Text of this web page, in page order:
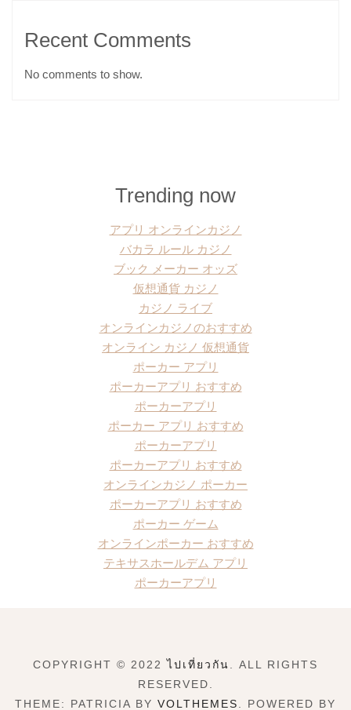
Recent Comments
No comments to show.
Trending now
アプリ オンラインカジノ
バカラ ルール カジノ
ブック メーカー オッズ
仮想通貨 カジノ
カジノ ライブ
オンラインカジノのおすすめ
オンライン カジノ 仮想通貨
ポーカー アプリ
ポーカーアプリ おすすめ
ポーカーアプリ
ポーカー アプリ おすすめ
ポーカーアプリ
ポーカーアプリ おすすめ
オンラインカジノ ポーカー
ポーカーアプリ おすすめ
ポーカー ゲーム
オンラインポーカー おすすめ
テキサスホールデム アプリ
ポーカーアプリ
COPYRIGHT © 2022ไปเที่ยวกัน
. ALL RIGHTS
RESERVED.
THEME: PATRICIA BY VOLTHEMES . POWERED BY